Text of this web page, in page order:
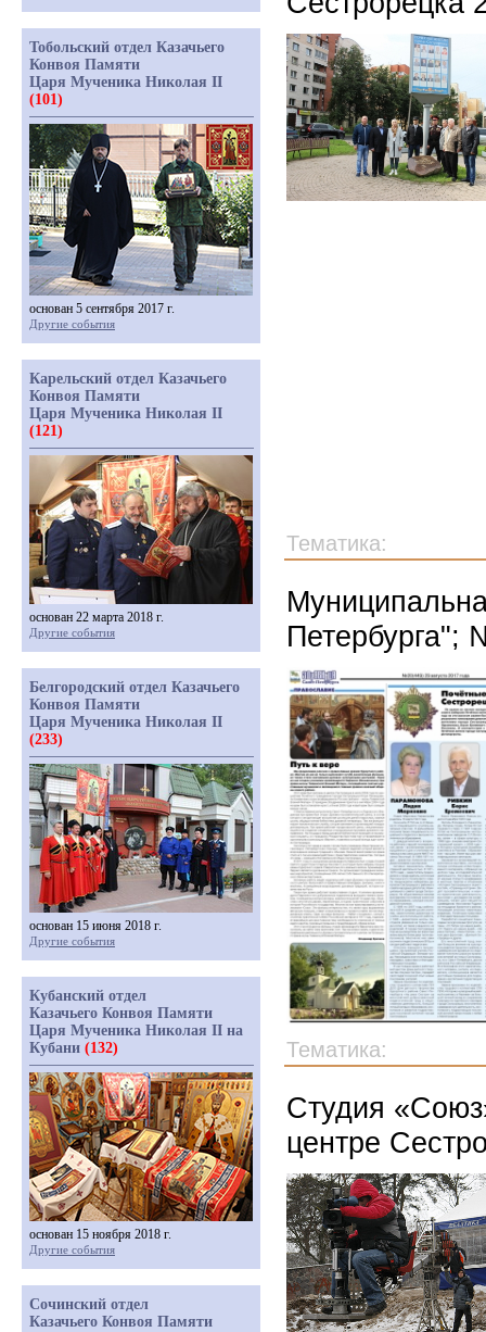
Тематика:
Петербурга";
Тематика:
Студия
центре
Тобольский отдел Казачьего
Конвоя Памяти
Царя Мученика Николая II
(101)
основан 5 сентября 2017 г.
Другие события
Карельский отдел Казачьего
Конвоя Памяти
Царя Мученика Николая II
(121)
основан 22 марта 2018 г.
Другие события
Белгородский отдел Казачьего
Конвоя Памяти
Царя Мученика Николая II
(233)
основан 15 июня 2018 г.
Другие события
Кубанский отдел
Казачьего Конвоя Памяти
Царя Мученика Николая II на
Кубани (132)
основан 15 ноября 2018 г.
Другие события
Сочинский отдел
Казачьего Конвоя Памяти